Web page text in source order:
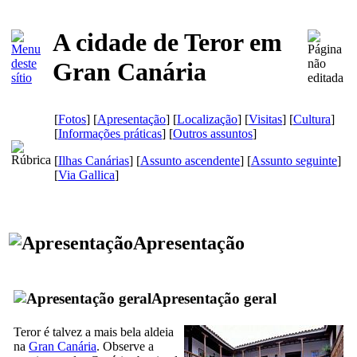
A cidade de Teror em
Gran Canária
[Fotos] [Apresentação] [Localização] [Visitas] [Cultura]
[Informações práticas] [Outros assuntos]
[Ilhas Canárias] [Assunto ascendente] [Assunto seguinte]
[Via Gallica]
Apresentação
Apresentação geral
Teroré talvez a mais bela aldeia
na Gran Canária. Observe a